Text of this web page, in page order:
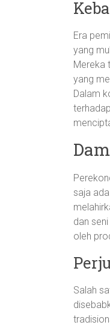
Era
yang
Mereka
yang
Dalam
saja
dan
oleh
Salah